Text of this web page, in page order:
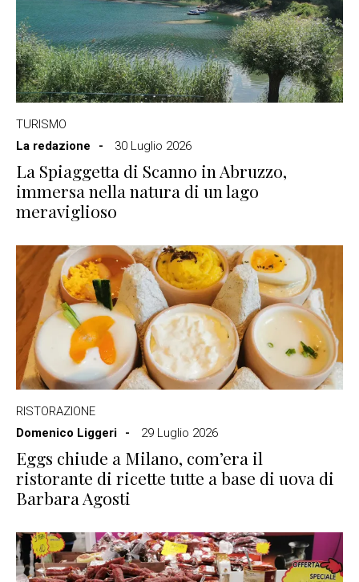
TURISMO
La redazione
30 Luglio 2026
La Spiaggetta di Scanno in Abruzzo,
immersa nella natura di un lago
meraviglioso
RISTORAZIONE
Domenico Liggeri
29 Luglio 2026
Eggs chiude a Milano, com’era il
ristorante di ricette tutte a base di uova di
Barbara Agosti